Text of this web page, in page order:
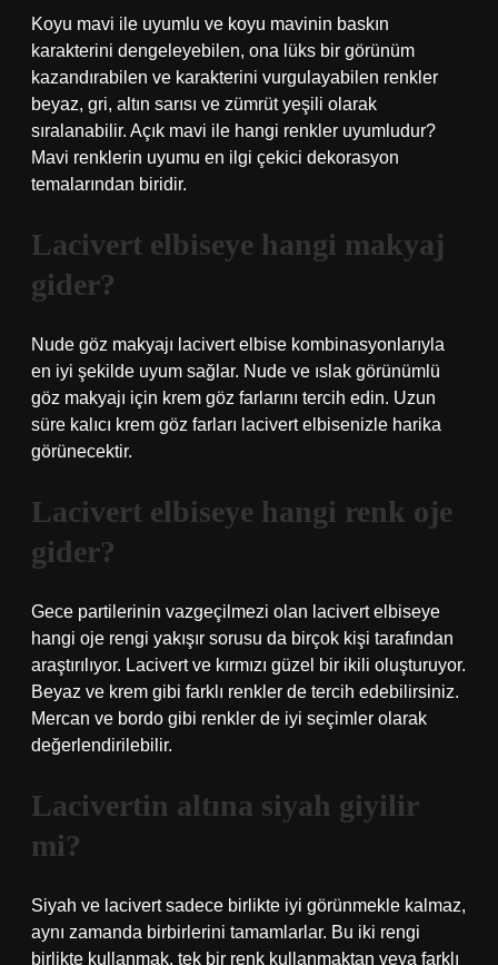
Koyu mavi ile uyumlu ve koyu mavinin baskın
karakterini dengeleyebilen, ona lüks bir görünüm
kazandırabilen ve karakterini vurgulayabilen renkler
beyaz, gri, altın sarısı ve zümrüt yeşili olarak
sıralanabilir. Açık mavi ile hangi renkler uyumludur?
Mavi renklerin uyumu en ilgi çekici dekorasyon
temalarından biridir.
Lacivert elbiseye hangi makyaj
gider?
Nude göz makyajı lacivert elbise kombinasyonlarıyla
en iyi şekilde uyum sağlar. Nude ve ıslak görünümlü
göz makyajı için krem ​​göz farlarını tercih edin. Uzun
süre kalıcı krem ​​göz farları lacivert elbisenizle harika
görünecektir.
Lacivert elbiseye hangi renk oje
gider?
Gece partilerinin vazgeçilmezi olan lacivert elbiseye
hangi oje rengi yakışır sorusu da birçok kişi tarafından
araştırılıyor. Lacivert ve kırmızı güzel bir ikili oluşturuyor.
Beyaz ve krem ​​gibi farklı renkler de tercih edebilirsiniz.
Mercan ve bordo gibi renkler de iyi seçimler olarak
değerlendirilebilir.
Lacivertin altına siyah giyilir
mi?
Siyah ve lacivert sadece birlikte iyi görünmekle kalmaz,
aynı zamanda birbirlerini tamamlarlar. Bu iki rengi
birlikte kullanmak, tek bir renk kullanmaktan veya farklı